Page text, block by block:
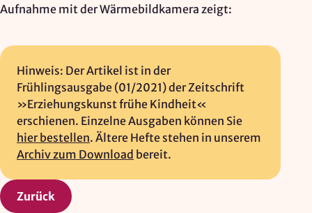
Aufnahme mit der Wärmebildkamera zeigt:
Hinweis: Der Artikel ist in der
Frühlingsausgabe (01/2021) der Zeitschrift
»Erziehungskunst frühe Kindheit«
erschienen. Einzelne Ausgaben können Sie
hier bestellen. Ältere Hefte stehen in unserem
Archiv zum Download bereit.
Zurück